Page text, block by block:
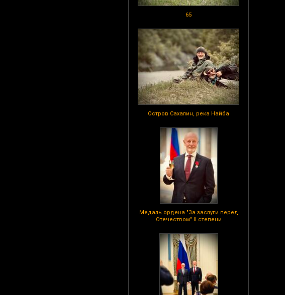
65
Остров Сахалин, река Найба
Медаль ордена "За заслуги перед
Отечеством" II степени